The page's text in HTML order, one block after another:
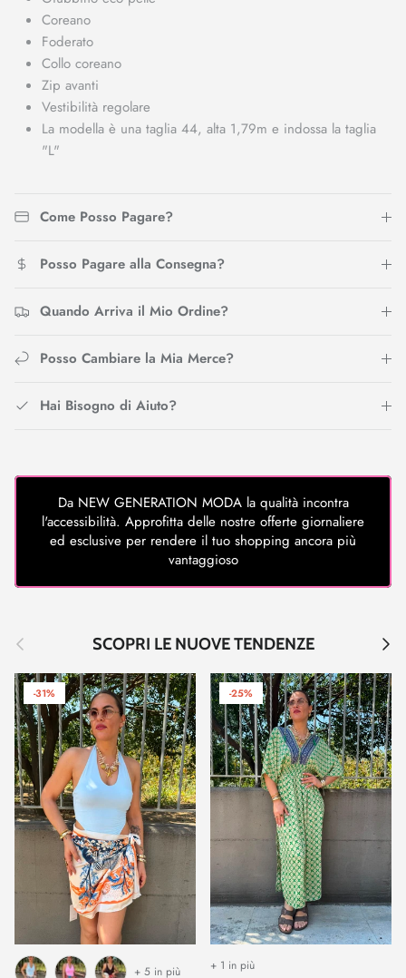
Coreano
Foderato
Collo coreano
Zip avanti
Vestibilità regolare
La modella è una taglia 44, alta 1,79m e indossa la taglia
"L"
Come Posso Pagare?
Posso Pagare alla Consegna?
Quando Arriva il Mio Ordine?
Posso Cambiare la Mia Merce?
Hai Bisogno di Aiuto?
Da NEW GENERATION MODA la qualità incontra
l'accessibilità. Approfitta delle nostre offerte giornaliere
ed esclusive per rendere il tuo shopping ancora più
vantaggioso
Indietro SCOPRI LE NUOVE TENDENZE
-31%
+ 5 in più
-25%
+ 1 in più